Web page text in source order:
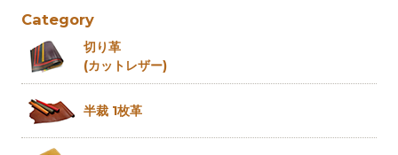
Category
切り革
(カットレザー)
半裁 1枚革